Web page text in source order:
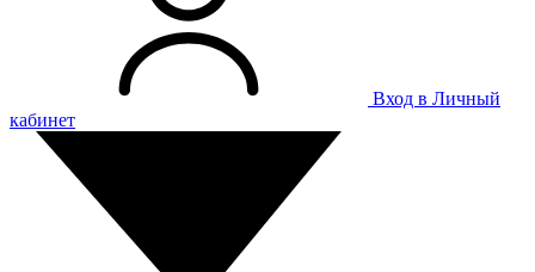
Вход в Личный
кабинет